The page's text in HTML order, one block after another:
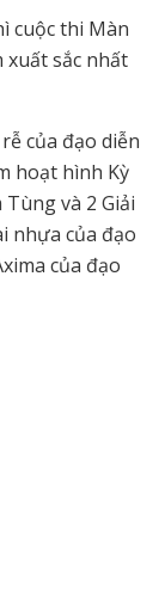
cuộc thi Màn
xuất sắc nhất
của đạo diễn
hoạt hình Kỳ
và 2 Giải
nhựa của đạo
của đạo